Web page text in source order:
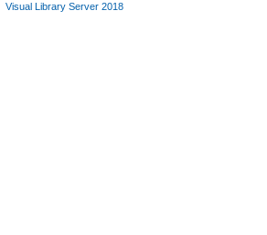
Visual Library Server 2018